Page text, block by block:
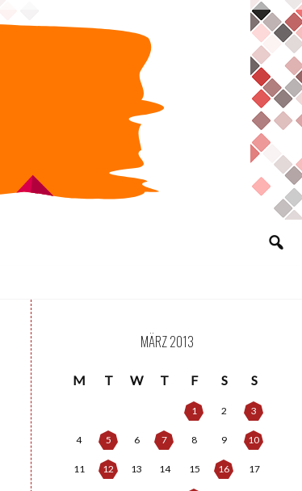
MÄRZ 2013
M T W T F S S
1 2 3
4 5 6 7 8 9 10
11 12 13 14 15 16 17